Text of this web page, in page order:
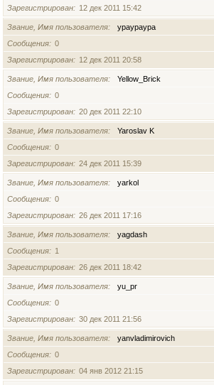
Зарегистрирован
12 дек 2011 15:42
Звание, Имя пользователя
ураураура
Сообщения
0
Зарегистрирован
12 дек 2011 20:58
Звание, Имя пользователя
Yellow_Brick
Сообщения
0
Зарегистрирован
20 дек 2011 22:10
Звание, Имя пользователя
Yaroslav K
Сообщения
0
Зарегистрирован
24 дек 2011 15:39
Звание, Имя пользователя
yarkol
Сообщения
0
Зарегистрирован
26 дек 2011 17:16
Звание, Имя пользователя
yagdash
Сообщения
1
Зарегистрирован
26 дек 2011 18:42
Звание, Имя пользователя
yu_pr
Сообщения
0
Зарегистрирован
30 дек 2011 21:56
Звание, Имя пользователя
yanvladimirovich
Сообщения
0
Зарегистрирован
04 янв 2012 21:15